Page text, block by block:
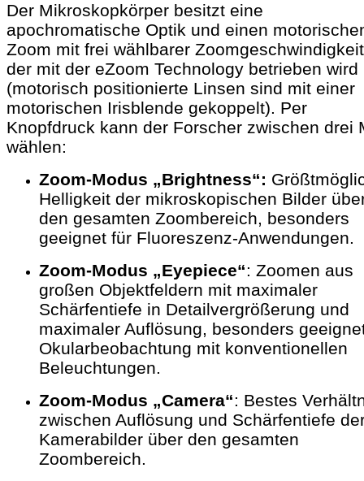
Der Mikroskopkörper besitzt eine
apochromatische Optik und einen
Zoom mit frei wählbarer
der mit der eZoom Technology betrieben wird
(motorisch positionierte Linsen sind mit einer
motorischen Irisblende gekoppelt). Per
Knopfdruck kann der Forscher zwischen drei
wählen:
Zoom-Modus „Brightness“:
Helligkeit der mikroskopischen Bilder
den gesamten Zoombereich, besonders
geeignet für Fluoreszenz-Anwendungen.
Zoom-Modus „Eyepiece“: Zoomen aus
großen Objektfeldern mit maximaler
Schärfentiefe in Detailvergrößerung und
maximaler Auflösung, besonders
Okularbeobachtung mit konventionellen
Beleuchtungen.
Zoom-Modus „Camera“: Bestes
zwischen Auflösung und Schärfentiefe
Kamerabilder über den gesamten
Zoombereich.